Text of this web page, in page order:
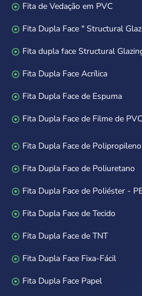
Fita de Vedação em PVC
Fita Dupla Face " Structural
Fita dupla face Structural
Fita Dupla Face Acrílica
Fita Dupla Face de Espuma
Fita Dupla Face de Filme de PVC
Fita Dupla Face de Polipropileno
Fita Dupla Face de Poliuretano
Fita Dupla Face de Poliéster -
Fita Dupla Face de Tecido
Fita Dupla Face de TNT
Fita Dupla Face Fixa-Fácil
Fita Dupla Face Papel